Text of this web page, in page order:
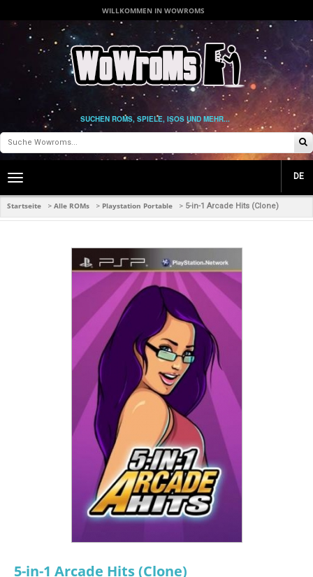
WILLKOMMEN IN WOWROMS
SUCHEN ROMS, SPIELE, ISOS UND MEHR...
Toggle
navigation
DE
Startseite > Alle ROMs > Playstation Portable > 5-in-1 Arcade Hits (Clone)
5-in-1 Arcade Hits (Clone)